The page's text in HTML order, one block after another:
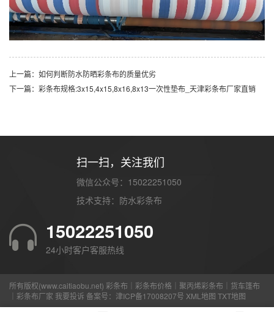
上一篇：如何判断防水防晒彩条布的质量优劣
下一篇：彩条布规格:3x15,4x15,8x16,8x13一次性垫布_天津彩条布厂家直销
扫一扫，关注我们
微信公众号：15022251050
技术支持： 防水彩条布
15022251050
24小时客户客服热线
所有版权(www.caitiaobu.net) 彩条布｜彩条布价格｜聚丙烯彩条布｜货车篷布
｜彩条布厂家 我要投诉 备案号： 津ICP备17008207号 XML地图 TXT地图